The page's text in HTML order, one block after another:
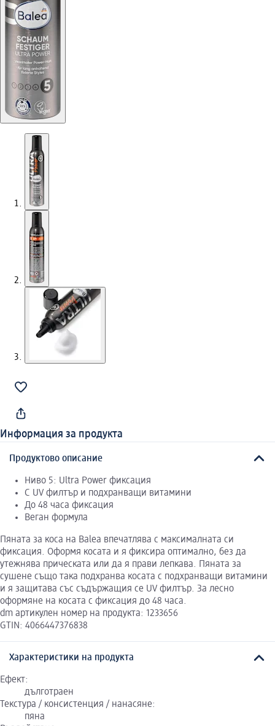
Информация за продукта
Продуктово описание
Ниво 5: Ultra Power фиксация
С UV филтър и подхранващи витамини
До 48 часа фиксация
Веган формула
Пяната за коса на Balea впечатлява с максималната си
фиксация. Оформя косата и я фиксира оптимално, без да
утежнява прическата или да я прави лепкава. Пяната за
сушене също така подхранва косата с подхранващи витамини
и я защитава със съдържащия се UV филтър. За лесно
оформяне на косата с фиксация до 48 часа.
dm артикулен номер на продукта: 1233656
GTIN: 4066447376838
Характеристики на продукта
Ефект:
дълготраен
Текстура / консистенция / нанасяне:
пяна